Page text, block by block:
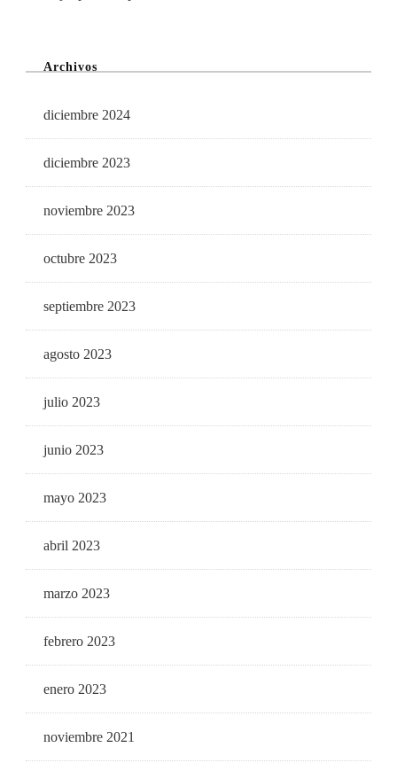
Archivos
diciembre 2024
diciembre 2023
noviembre 2023
octubre 2023
septiembre 2023
agosto 2023
julio 2023
junio 2023
mayo 2023
abril 2023
marzo 2023
febrero 2023
enero 2023
noviembre 2021